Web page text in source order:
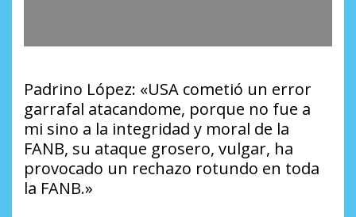
Padrino López: «USA cometió un error
garrafal atacandome, porque no fue a
mi sino a la integridad y moral de la
FANB, su ataque grosero, vulgar, ha
provocado un rechazo rotundo en toda
la FANB.»